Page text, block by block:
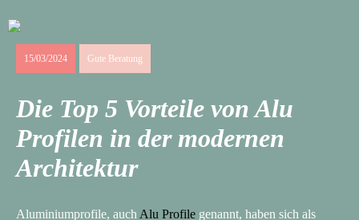
15/03/2024 Gute Beratung
Die Top 5 Vorteile von Alu
Profilen in der modernen
Architektur
Aluminiumprofile, auch Alu Profile genannt, haben sich als